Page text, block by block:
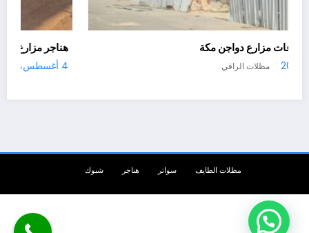
هناجرو مستودعات زراعية في الطايف
30 يوليو، 2026
مظلات الطايف سواتر هناجر شبوك